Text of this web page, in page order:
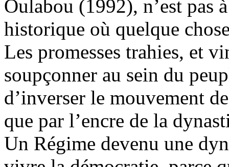
Oulabou (1992), n’est pas
historique où quelque
Les promesses trahies, et
soupçonner au sein du
d’inverser le mouvement
que par l’encre de la
Un Régime devenu une